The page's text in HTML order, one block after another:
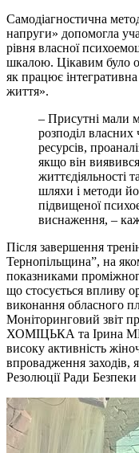
Самодіагностична
напруги» допомогла
рівня власної
шкалою. Цікавим було
як працює
життя».
– Присутні мали
розподіл
ресурсів,
якщо він
життєдіяльності
шляхи і методи
підвищеної
виснаження, –
Після завершення
Тернопільщина”, на
показниками
що стосується впливу
виконання обласного
Моніторинговий звіт
ХОМІЦЬКА та Ірина
високу активність
впровадження заходів,
Резолюції Ради